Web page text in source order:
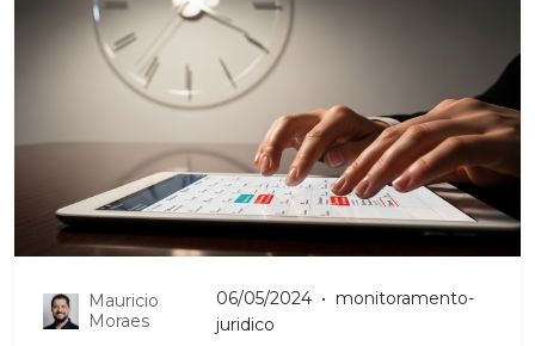
Mauricio
Moraes
06/05/2024 • monitoramento-
juridico